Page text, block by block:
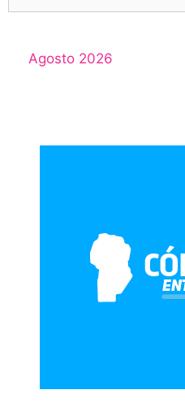
Agosto 2026